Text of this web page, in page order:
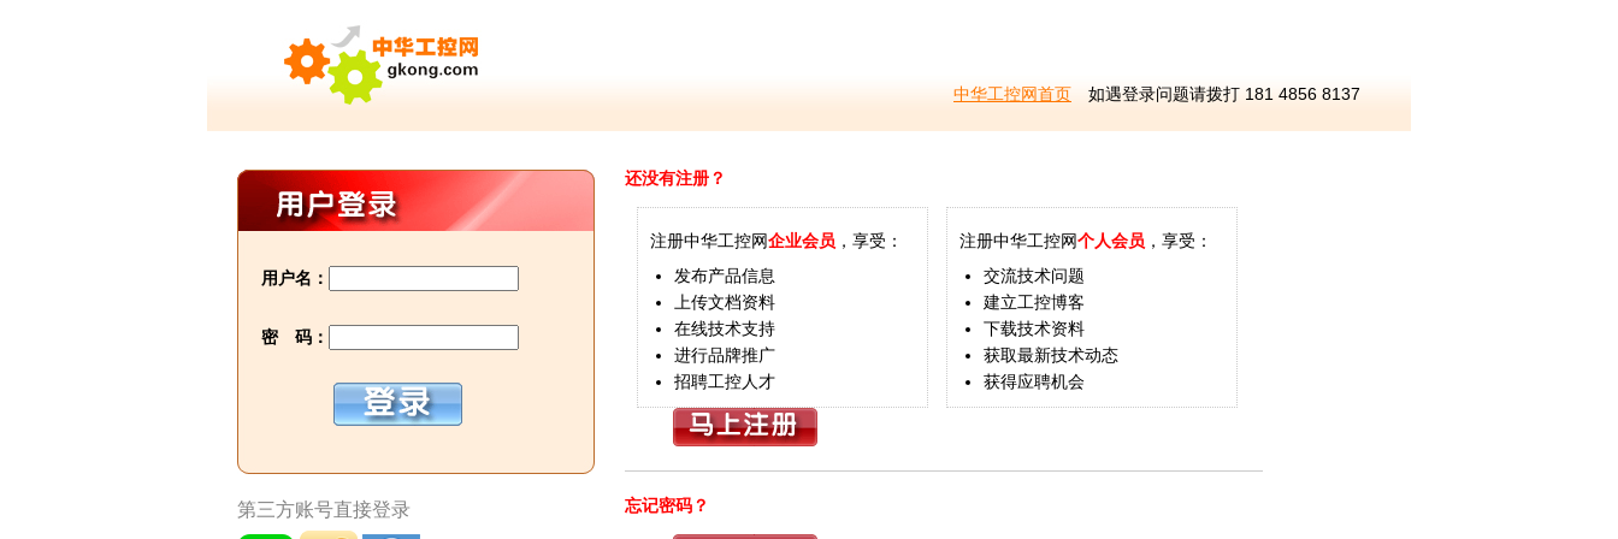
中华工控网首页 如遇登录问题请拨打 181 4856 8137
用户名：
密 码：
第三方账号直接登录
还没有注册？
注册中华工控网企业会员 ，享受：
发布产品信息
上传文档资料
在线技术支持
进行品牌推广
招聘工控人才
注册中华工控网个人会员 ，享受：
交流技术问题
建立工控博客
下载技术资料
获取最新技术动态
获得应聘机会
忘记密码？